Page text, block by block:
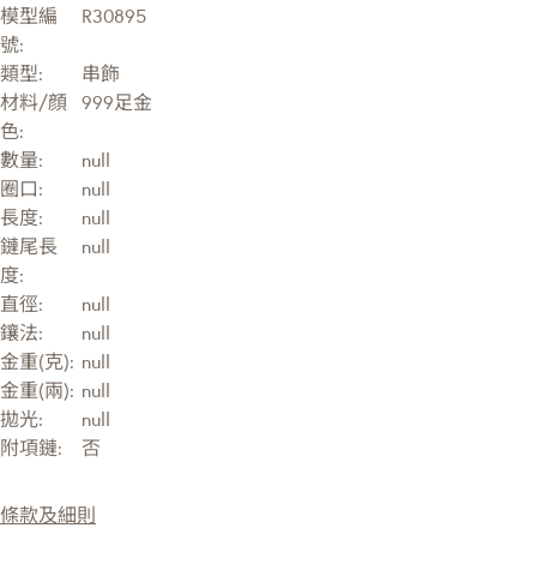
模型編
號:
R30895
類型:
串飾
材料/顔
色:
999足金
數量:
null
圈口:
null
長度:
null
鏈尾長
度:
null
直徑:
null
鑲法:
null
金重(克): null
金重(兩): null
拋光:
null
附項鏈:
否
條款及細則